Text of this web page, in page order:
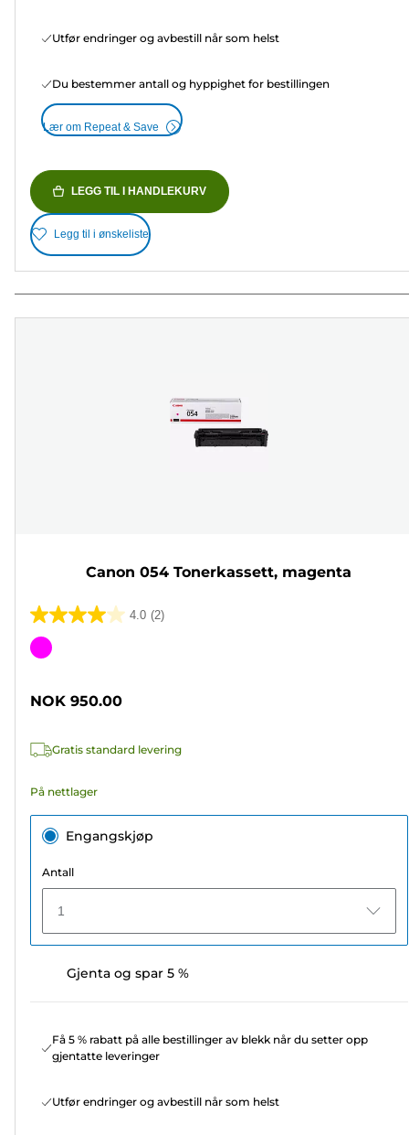
Utfør endringer og avbestill når som helst
Du bestemmer antall og hyppighet for bestillingen
Lær om Repeat & Save
LEGG TIL I HANDLEKURV
Legg til i ønskeliste
Canon 054 Tonerkassett, magenta
4.0 (2)
4.0
av
Fargekassett
NOK 950.00
Gratis standard levering
På nettlager
Engangskjøp
Antall
1
Gjenta og spar 5 %
Få 5 % rabatt på alle bestillinger av blekk når du setter opp
gjentatte leveringer
Utfør endringer og avbestill når som helst